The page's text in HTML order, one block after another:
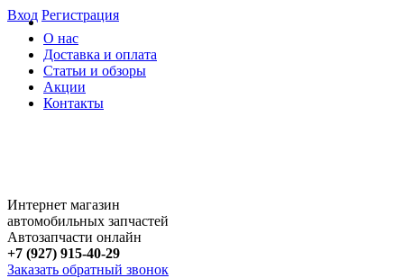
О нас
Доставка и оплата
Статьи и обзоры
Акции
Контакты
Вход Регистрация
Интернет магазин
автомобильных запчастей
Автозапчасти онлайн
+7 (927) 915-40-29
Заказать обратный звонок